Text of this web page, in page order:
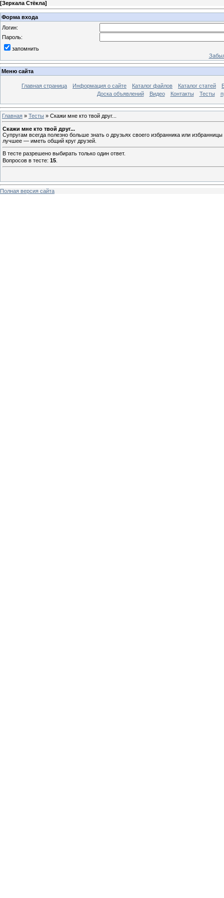
[Зеркала Стёкла]
Форма входа
Логин:
Пароль:
запомнить
Меню сайта
Главная страница Информация о сайте Каталог файлов Каталог статей
Доска объявлений
Видео Контакты Тесты
Главная » Тесты » Скажи мне кто твой друг...
Скажи мне кто твой друг...
Супругам всегда полезно больше знать о друзьях своего избранника или
лучшее — иметь общий круг друзей.
В тесте разрешено выбирать только один ответ.
Вопросов в тесте: 15
Полная версия сайта